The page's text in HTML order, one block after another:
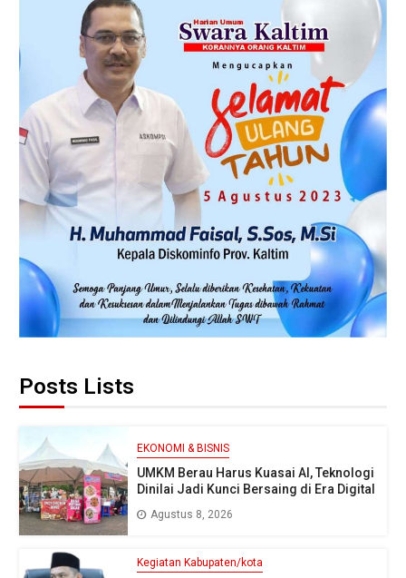
Posts Lists
EKONOMI & BISNIS
UMKM Berau Harus Kuasai AI, Teknologi
Dinilai Jadi Kunci Bersaing di Era Digital
Agustus 8, 2026
Kegiatan Kabupaten/kota